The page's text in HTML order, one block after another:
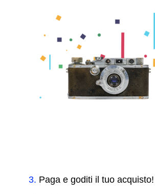
3. Paga e goditi il tuo acquisto!